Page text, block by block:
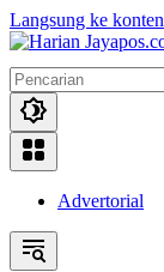
Langsung ke konten
Advertorial